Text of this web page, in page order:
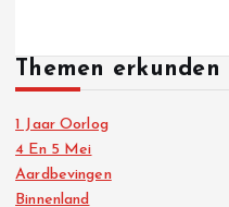
Themen erkunden
1 Jaar Oorlog
4 En 5 Mei
Aardbevingen
Binnenland